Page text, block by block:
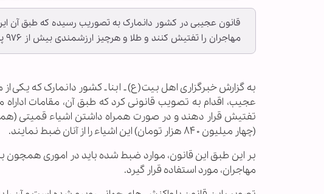
قانون عجیبی در کشور دانمارک به تصوریب رسیده که طبق آن
مهاجران را تفتیش کنند و طلا و هرچیز ارزشمندی بیش از ۹۷۶ پوند را، ضبط نمایند.
به گزارش خبرگزاری اهل بیت(ع) ـ ابنا ـ کشور دانمارک که
عجیب، اقدام به تصویب قانونی کرد که طبق آن، مقامات
(چهار میلیون ۸۴۰ هزار تومان) این اشیاء را از آنان ضبط نمایند.
بر این طبق این قانون، موارد ضبط شده باید در اموری همچون
مهاجران، مورد استفاده قرار گیرد.